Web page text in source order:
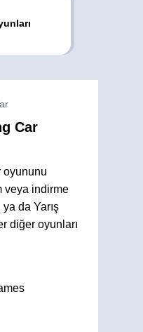
Car
oyununu
veya indirme
da Yarış
diğer oyunları